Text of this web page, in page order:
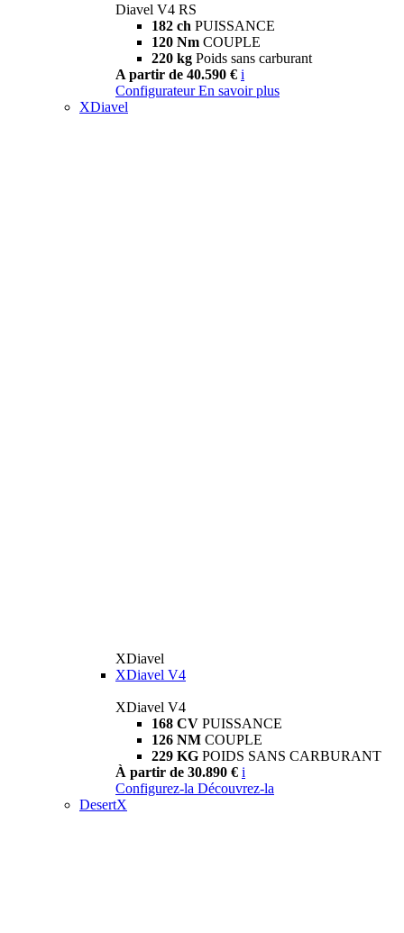
Diavel V4 RS
182 ch PUISSANCE
120 Nm COUPLE
220 kg Poids sans carburant
A partir de 40.590 € i
Configurateur En savoir plus
XDiavel
XDiavel
XDiavel V4
XDiavel V4
168 CV PUISSANCE
126 NM COUPLE
229 KG POIDS SANS CARBURANT
À partir de 30.890 € i
Configurez-la Découvrez-la
DesertX